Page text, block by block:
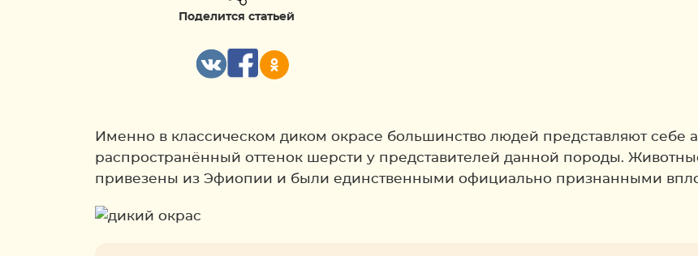
Поделится статьей
Именно в классическом диком окрасе большинство людей представляют себе
распространённый оттенок шерсти у представителей данной породы.
привезены из Эфиопии и были единственными официально признанными